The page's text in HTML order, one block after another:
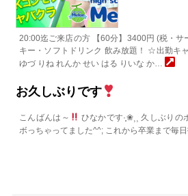
20:00迄ご来店の方 【60分】3400円 (税・サ
キー・ソフトドリンク 飲み放題！ ☆出勤キ
ゆづ りね れんか せい はる りいな か…
お久しぶりです
こんばんは～ ひなかです·̩͙❀⸒⸒ 久しぶりの
ボっちゃってました^^; これから卒業まで毎